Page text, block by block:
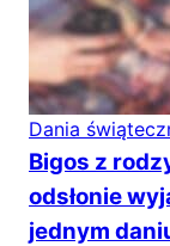
Dania
Bigos z
odsłonie
jednym